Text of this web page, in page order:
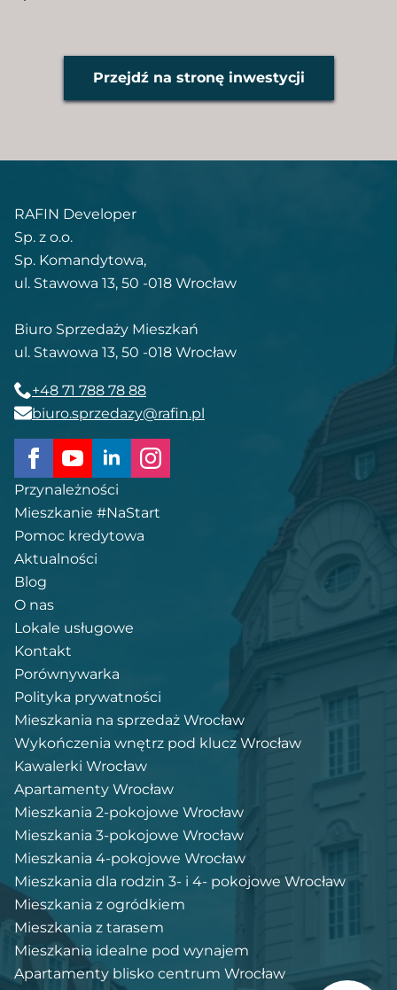
Przejdź na stronę inwestycji
RAFIN Developer
Sp. z o.o.
Sp. Komandytowa,
ul. Stawowa 13, 50 -018 Wrocław
Biuro Sprzedaży Mieszkań
ul. Stawowa 13, 50 -018 Wrocław
+48 71 788 78 88
biuro.sprzedazy@rafin.pl
Przynależności
Mieszkanie #NaStart
Pomoc kredytowa
Aktualności
Blog
O nas
Lokale usługowe
Kontakt
Porównywarka
Polityka prywatności
Mieszkania na sprzedaż Wrocław
Wykończenia wnętrz pod klucz Wrocław
Kawalerki Wrocław
Apartamenty Wrocław
Mieszkania 2-pokojowe Wrocław
Mieszkania 3-pokojowe Wrocław
Mieszkania 4-pokojowe Wrocław
Mieszkania dla rodzin 3- i 4- pokojowe Wrocław
Mieszkania z ogródkiem
Mieszkania z tarasem
Mieszkania idealne pod wynajem
Apartamenty blisko centrum Wrocław